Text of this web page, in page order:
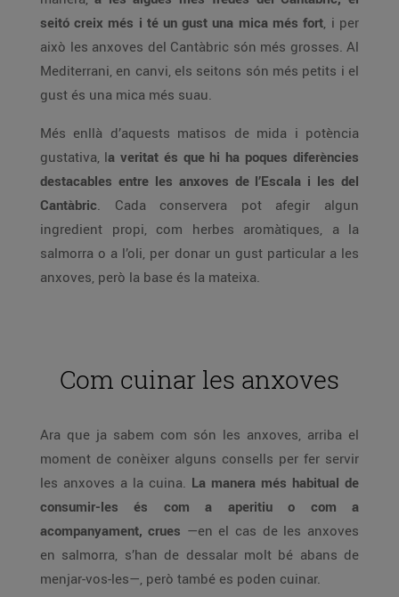
seitó creix més i té un gust una mica més fort, i per
això les anxoves del Cantàbric són més grosses. Al
Mediterrani, en canvi, els seitons són més petits i el
gust és una mica més suau.
Més enllà d’aquests matisos de mida i potència
gustativa, la veritat és que hi ha poques diferències
destacables entre les anxoves de l’Escala i les del
Cantàbric. Cada conservera pot afegir algun
ingredient propi, com herbes aromàtiques, a la
salmorra o a l’oli, per donar un gust particular a les
anxoves, però la base és la mateixa.
Com cuinar les anxoves
Ara que ja sabem com són les anxoves, arriba el
moment de conèixer alguns consells per fer servir
les anxoves a la cuina. La manera més habitual de
consumir-les és com a aperitiu o com a
acompanyament, crues —en el cas de les anxoves
en salmorra, s’han de dessalar molt bé abans de
menjar-vos-les—, però també es poden cuinar.